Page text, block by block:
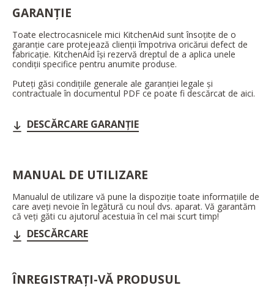
GARANȚIE
Toate electrocasnicele mici KitchenAid sunt însoțite de o
garanție care protejează clienții împotriva oricărui defect de
fabricație. KitchenAid își rezervă dreptul de a aplica unele
condiții specifice pentru anumite produse.
Puteți găsi condițiile generale ale garanției legale și
contractuale în documentul PDF ce poate fi descărcat de aici.
DESCĂRCARE GARANȚIE
MANUAL DE UTILIZARE
Manualul de utilizare vă pune la dispoziție toate informațiile de
care aveți nevoie în legătură cu noul dvs. aparat. Vă garantăm
că veți găti cu ajutorul acestuia în cel mai scurt timp!
DESCĂRCARE
ÎNREGISTRAȚI-VĂ PRODUSUL